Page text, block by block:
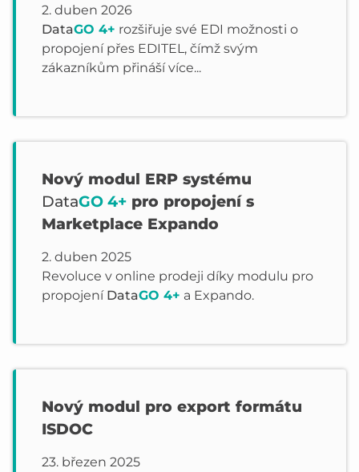
2. duben 2026
DataGO 4+ rozšiřuje své EDI možnosti o
propojení přes EDITEL, čímž svým
zákazníkům přináší více...
Nový modul ERP systému
DataGO 4+ pro propojení s
Marketplace Expando
2. duben 2025
Revoluce v online prodeji díky modulu pro
propojení DataGO 4+ a Expando.
Nový modul pro export formátu
ISDOC
23. březen 2025